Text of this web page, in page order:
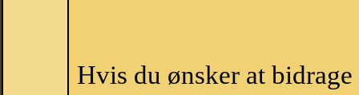
Hvis du ønsker at